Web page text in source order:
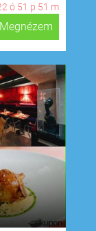
ó 51 p 50 m
Megnézem